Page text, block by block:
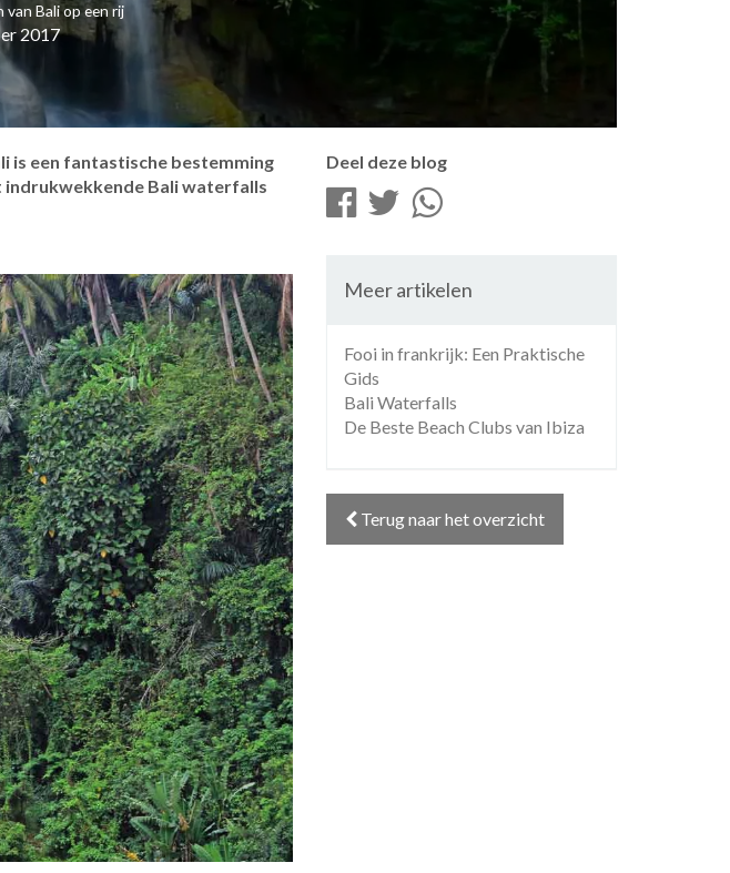
Bali op een rij
2017
is een fantastische bestemming
indrukwekkende Bali waterfalls
Deel deze blog
Meer artikelen
Fooi in frankrijk: Een Praktische
Gids
Bali Waterfalls
De Beste Beach Clubs van Ibiza
Terug naar het overzicht